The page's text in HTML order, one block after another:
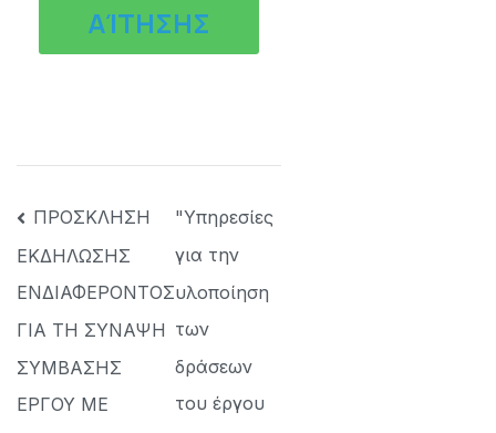
ΑΊΤΗΣΗΣ
ΠΡΟΣΚΛΗΣΗ
ΕΚΔΗΛΩΣΗΣ
ΕΝΔΙΑΦΕΡΟΝΤΟΣ
ΓΙΑ ΤΗ ΣΥΝΑΨΗ
ΣΥΜΒΑΣΗΣ
ΕΡΓΟΥ ΜΕ
"Υπηρεσίες
για την
υλοποίηση
των
δράσεων
του έργου